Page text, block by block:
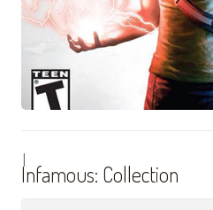
|
Infamous: Collection